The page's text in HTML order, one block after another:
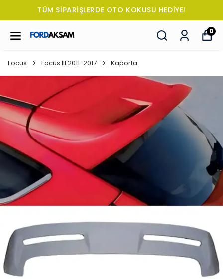
TÜM SİPARİŞLERDE OTO KOKUSU HEDİYE!
0
Focus Focus III 2011-2017 Kaporta